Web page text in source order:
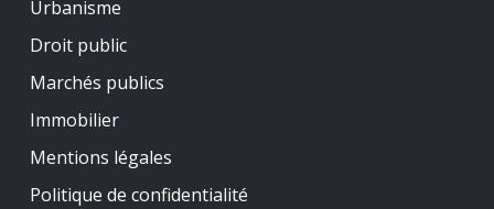
Urbanisme
Droit public
Marchés publics
Immobilier
Mentions légales
Politique de confidentialité